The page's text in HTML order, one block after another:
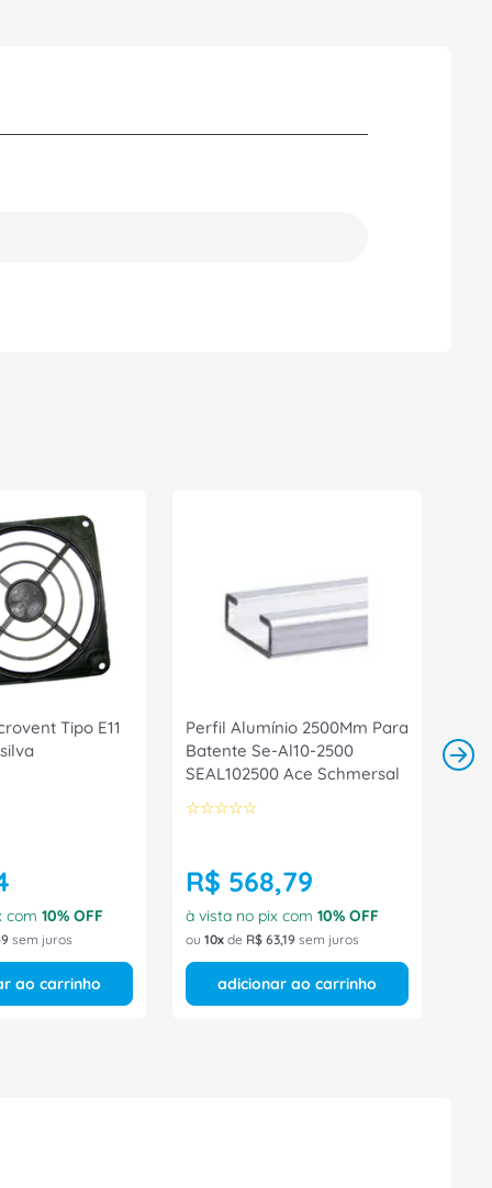
Tipo E11
com 10% OFF
sem juros
ao carrinho
Perfil Alumínio 2500Mm Para
Batente Se-Al10-2500
SEAL102500 Ace Schmersal
☆☆☆☆☆
R$ 568,79
à vista no pix com 10% OFF
ou 10 de R$ 63,19 sem juros
adicionar ao carrinho